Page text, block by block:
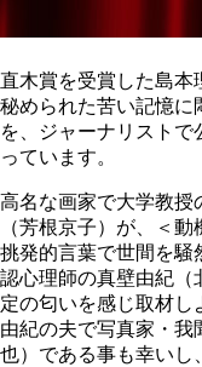
直木賞を受賞した島本
秘められた苦い記憶に
を、ジャーナリスト
っています。
高名な画家で大学教授
（芳根京子）が、＜
挑発的言葉で世間を騒
認心理師の真壁由紀（
定の匂いを感じ取材し
由紀の夫で写真家・我
也）である事も幸いし